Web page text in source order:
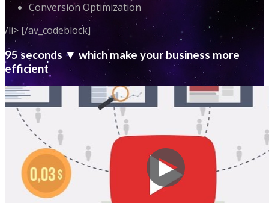
Conversion Optimization
/li> [/av_codeblock]
95 seconds ▼ which make your business more
efficient